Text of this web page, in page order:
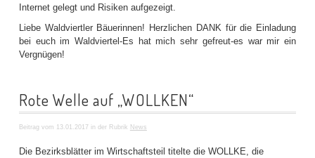
Internet gelegt und Risiken aufgezeigt.
Liebe Waldviertler Bäuerinnen! Herzlichen DANK für die Einladung
bei euch im Waldviertel-Es hat mich sehr gefreut-es war mir ein
Vergnügen!
Rote Welle auf „WOLLKEN“
Beitrag vom 13.01.2017 in der Rubrik News
Die Bezirksblätter im Wirtschaftsteil titelte die WOLLKE, die